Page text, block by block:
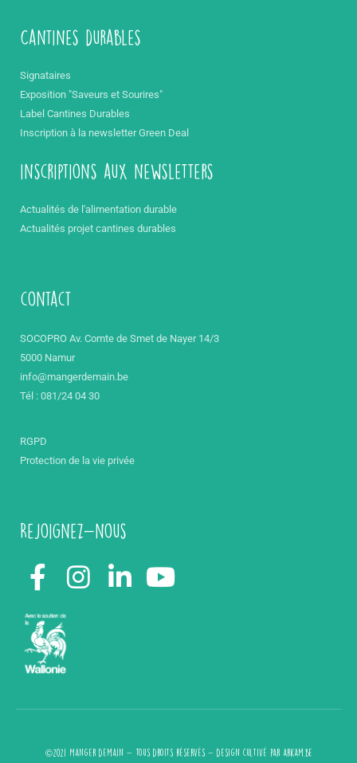
Cantines durables
Signataires
Exposition "Saveurs et Sourires"
Label Cantines Durables
Inscription à la newsletter Green Deal
inscriptions aux newsletters
Actualités de l'alimentation durable
Actualités projet cantines durables
contact
SOCOPRO Av. Comte de Smet de Nayer 14/3
5000 Namur
info@mangerdemain.be
Tél : 081/24 04 30
RGPD
Protection de la vie privée
Rejoignez-nous
©2021 Manger demain - Tous droits réservés - design cultivé par arkam.be